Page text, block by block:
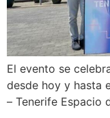
El evento se
desde hoy y hasta
– Tenerife Espacio